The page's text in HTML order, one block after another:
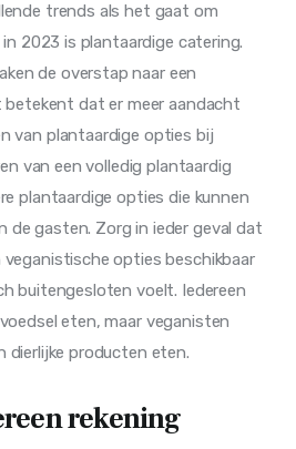
trends als het gaat om
2023 is plantaardige catering.
de overstap naar een
dat er meer aandacht
van plantaardige opties bij
van een volledig plantaardig
plantaardige opties die kunnen
de gasten. Zorg in ieder geval dat
veganistische opties beschikbaar
buitengesloten voelt. Iedereen
eten, maar veganisten
dierlijke producten eten.
rekening